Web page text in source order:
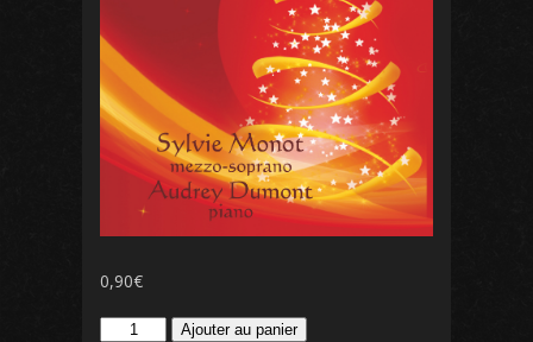
0,90€
quantité
Ajouter au panier